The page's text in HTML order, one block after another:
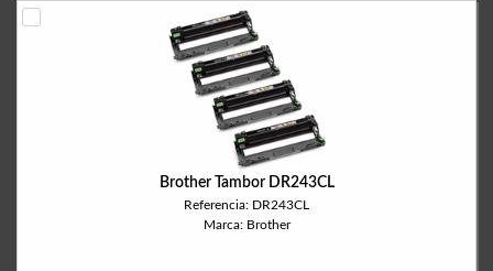
Brother Tambor DR243CL
Referencia: DR243CL
Marca: Brother